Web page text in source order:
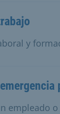
y
empleado